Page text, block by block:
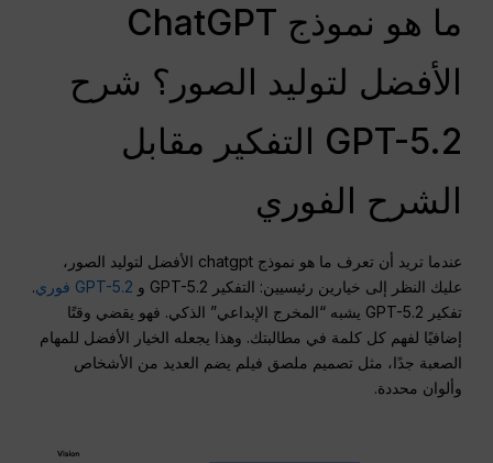
ما هو نموذج ChatGPT
الأفضل لتوليد الصور؟ شرح
GPT-5.2 التفكير مقابل
الشرح الفوري
عندما تريد أن تعرف ما هو نموذج chatgpt الأفضل لتوليد الصور،
عليك النظر إلى خيارين رئيسيين: التفكير GPT-5.2 و
GPT-5.2 فوري
.
تفكير GPT-5.2 يشبه “المخرج الإبداعي” الذكي. فهو يقضي وقتًا
إضافيًا لفهم كل كلمة في مطالبتك. وهذا يجعله الخيار الأفضل للمهام
الصعبة جدًا، مثل تصميم ملصق فيلم يضم العديد من الأشخاص
وألوان محددة.